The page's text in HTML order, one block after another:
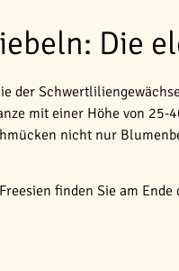
Die
der
mit einer Höhe von 25-
nicht nur
finden Sie am Ende